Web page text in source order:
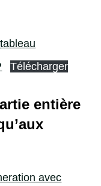
Télécharger
entière
avec